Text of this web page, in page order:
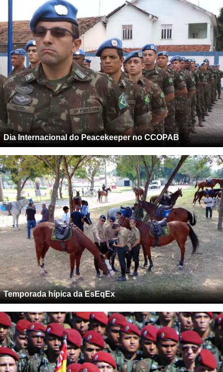
Dia Internacional do Peacekeeper no CCOPAB
Temporada hípica da EsEqEx